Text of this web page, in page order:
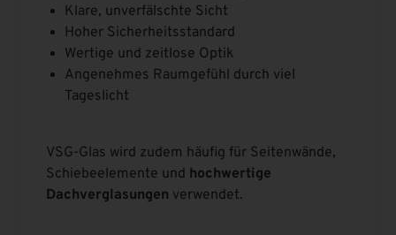
Klare, unverfälschte Sicht
Hoher Sicherheitsstandard
Wertige und zeitlose Optik
Angenehmes Raumgefühl durch viel
Tageslicht
VSG-Glas wird zudem häufig für Seitenwände,
Schiebeelemente und hochwertige
Dachverglasungen verwendet.